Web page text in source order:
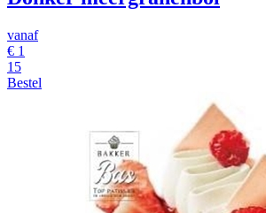
vanaf
€ 1
15
Bestel